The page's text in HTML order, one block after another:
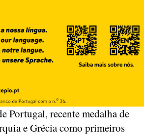
Portugal, recente medalha de
e Grécia como primeiros